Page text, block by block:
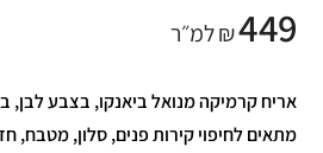
449₪ למ״ר
מתאים לחיפוי קירות פנים, סלון, מטבח,